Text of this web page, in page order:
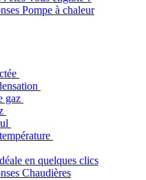
Pompe à chaleur
gaz
en quelques clics
Chaudières